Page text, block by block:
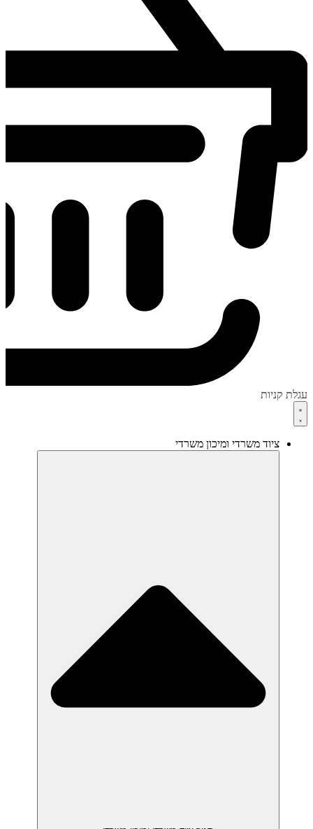
עגלת קניות
ציוד משרדי ומיכון משרדי